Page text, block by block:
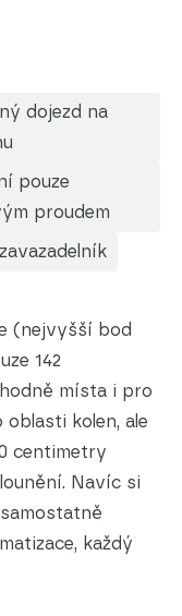
dojezd na
pouze
proudem
(nejvyšší bod
142
místa i pro
kolen, ale
centimetry
Navíc si
každý